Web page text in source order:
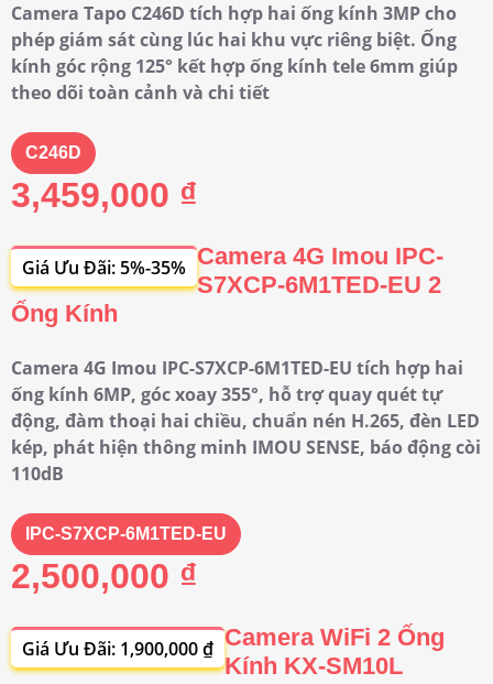
Camera Tapo C246D tích hợp hai ống kính 3MP cho
phép giám sát cùng lúc hai khu vực riêng biệt. Ống
kính góc rộng 125° kết hợp ống kính tele 6mm giúp
theo dõi toàn cảnh và chi tiết
C246D
3,459,000 ₫
Giá Ưu Đãi: 5%-35% Camera 4G Imou IPC-
S7XCP-6M1TED-EU 2
Ống Kính
Camera 4G Imou IPC-S7XCP-6M1TED-EU tích hợp hai
ống kính 6MP, góc xoay 355°, hỗ trợ quay quét tự
động, đàm thoại hai chiều, chuẩn nén H.265, đèn LED
kép, phát hiện thông minh IMOU SENSE, báo động còi
110dB
IPC-S7XCP-6M1TED-EU
2,500,000 ₫
Giá Ưu Đãi: 1,900,000 ₫ Camera WiFi 2 Ống
Kính KX-SM10L